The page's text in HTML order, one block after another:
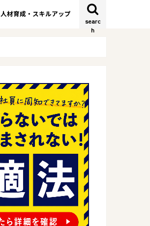
searc
h
人材育成・スキルアップ